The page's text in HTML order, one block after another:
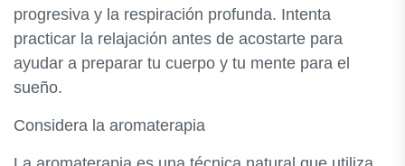
progresiva y la respiración profunda. Intenta
practicar la relajación antes de acostarte para
ayudar a preparar tu cuerpo y tu mente para el
sueño.
Considera la aromaterapia